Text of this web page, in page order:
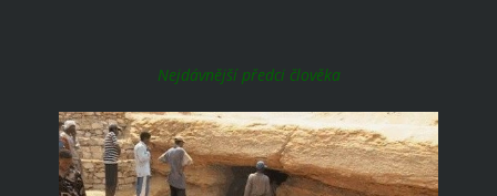
Nejdávnější předci člověka